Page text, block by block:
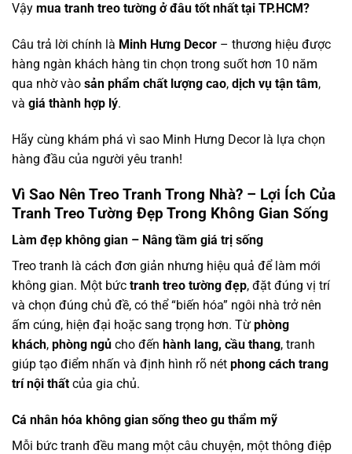
Vậy mua tranh treo tường ở đâu tốt nhất tại TP.HCM?
Câu trả lời chính là Minh Hưng Decor – thương hiệu được
hàng ngàn khách hàng tin chọn trong suốt hơn 10 năm
qua nhờ vào sản phẩm chất lượng cao, dịch vụ tận tâm,
và giá thành hợp lý.
Hãy cùng khám phá vì sao Minh Hưng Decor là lựa chọn
hàng đầu của người yêu tranh!
Vì Sao Nên Treo Tranh Trong Nhà? – Lợi Ích Của
Tranh Treo Tường Đẹp Trong Không Gian Sống
Làm đẹp không gian – Nâng tầm giá trị sống
Treo tranh là cách đơn giản nhưng hiệu quả để làm mới
không gian. Một bức tranh treo tường đẹp, đặt đúng vị trí
và chọn đúng chủ đề, có thể “biến hóa” ngôi nhà trở nên
ấm cúng, hiện đại hoặc sang trọng hơn. Từ phòng
khách, phòng ngủ cho đến hành lang, cầu thang, tranh
giúp tạo điểm nhấn và định hình rõ nét phong cách trang
trí nội thất của gia chủ.
Cá nhân hóa không gian sống theo gu thẩm mỹ
Mỗi bức tranh đều mang một câu chuyện, một thông điệp